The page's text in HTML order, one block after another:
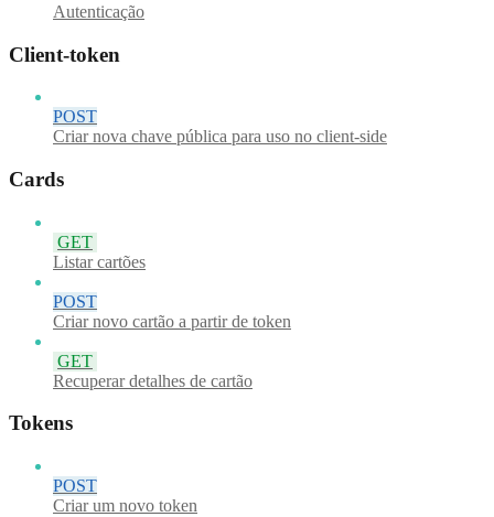
Autenticação
Client-token
POST
Criar nova chave pública para uso no client-side
Cards
GET
Listar cartões
POST
Criar novo cartão a partir de token
GET
Recuperar detalhes de cartão
Tokens
POST
Criar um novo token